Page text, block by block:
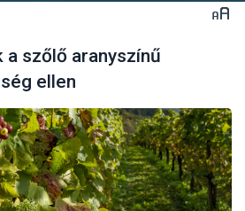
a szőlő aranyszínű
ellen